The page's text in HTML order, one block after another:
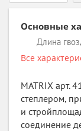
Основные
Длина
Все
MATRIX арт.
степлером,
и
соединение